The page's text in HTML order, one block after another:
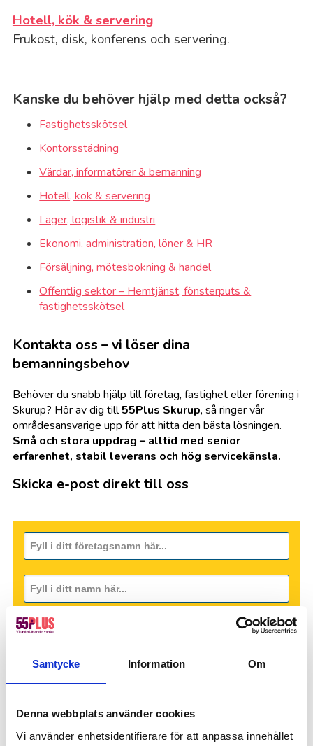
Samtycke Information Om
Denna webbplats använder cookies
Vi använder enhetsidentifierare för att anpassa innehållet
Hotell, kök & servering
Frukost, disk, konferens och servering.
Kanske du behöver hjälp med detta också?
Fastighetsskötsel
Kontorsstädning
Värdar, informatörer & bemanning
Hotell, kök & servering
Lager, logistik & industri
Ekonomi, administration, löner & HR
Försäljning, mötesbokning & handel
Offentlig sektor – Hemtjänst, fönsterputs &
fastighetsskötsel
Kontakta oss – vi löser dina
bemanningsbehov
Behöver du snabb hjälp till företag, fastighet eller förening i
Skurup? Hör av dig till55Plus Skurup, så ringer vår
områdesansvarige upp för att hitta den bästa lösningen.
Små och stora uppdrag – alltid med senior
erfarenhet, stabil leverans och hög servicekänsla.
Skicka e-post direkt till oss